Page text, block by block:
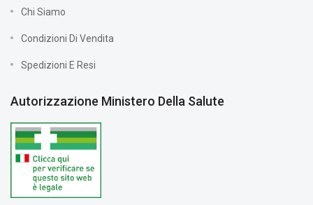
Chi Siamo
Condizioni Di Vendita
Spedizioni E Resi
Autorizzazione Ministero Della Salute